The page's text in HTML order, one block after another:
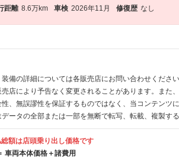
距離 8.6万km 車検 2026年11月 修復歴 なし
備の詳細については各販売店にお問い合わせください
店により予告なく変更されることがあります。また
、無誤謬性を保証するものではなく、当コンテンツ
ータの全部または一部を無断で転写、転載、複製する
額は店頭乗り出し価格です
車両本体価格＋諸費用